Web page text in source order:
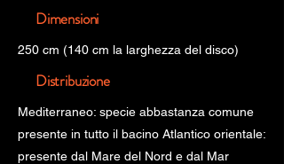
Dimensioni
250 cm (140 cm la larghezza del disco)
Distribuzione
Mediterraneo: specie abbastanza comune
presente in tutto il bacino Atlantico orientale:
presente dal Mare del Nord e dal Mar